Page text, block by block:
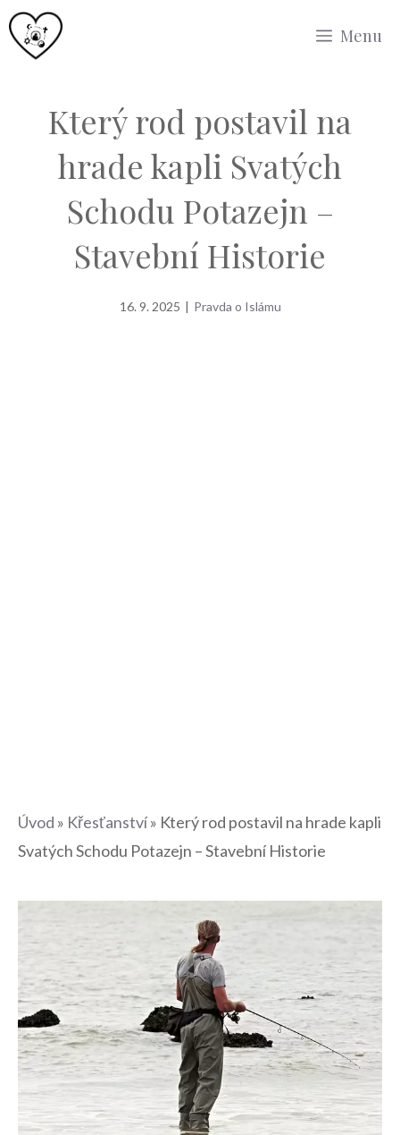
Přeskočit
na
Menu
Který rod postavil na
hrade kapli Svatých
Schodu Potazejn –
Stavební Historie
16. 9. 2025 | Pravda o Islámu
Úvod » Křesťanství» Který rod postavil na hrade kapli
Svatých Schodu Potazejn – Stavební Historie